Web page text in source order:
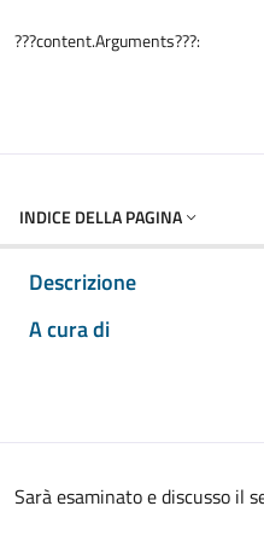
???content.Arguments???:
INDICE DELLA PAGINA
Descrizione
A cura di
Sarà esaminato e discusso il